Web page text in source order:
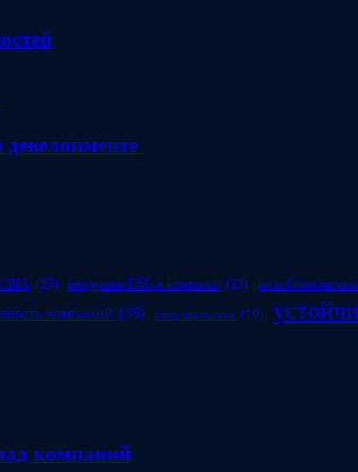
(25) внедрение ESG в компании (23)
компаний (35) регулирование (19)
компаний